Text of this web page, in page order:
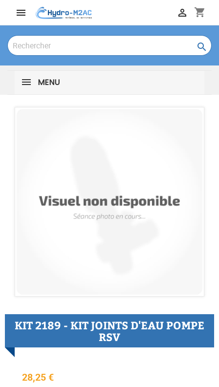
 shopping_cart


MENU
KIT 2189 - KIT JOINTS D'EAU POMPE
RSV
28,25 €